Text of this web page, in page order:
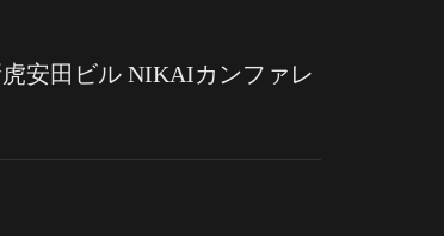
安田ビル NIKAIカンファレ